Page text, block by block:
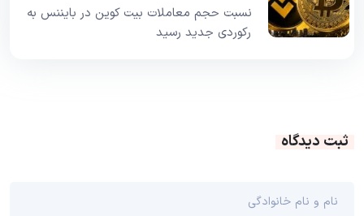
نسبت حجم معاملات بیت کوین در بایننس به
رکوردی جدید رسید
ثبت دیدگاه